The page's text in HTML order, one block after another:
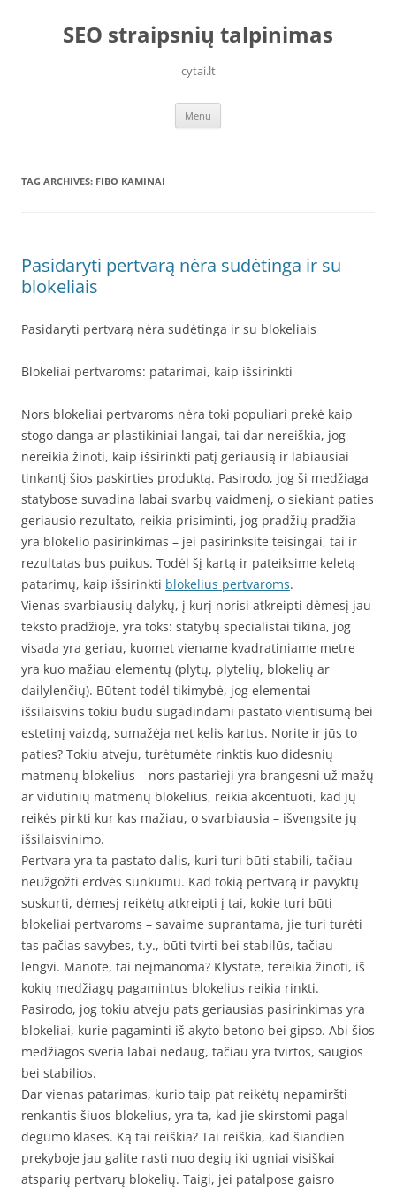
contentSEO straipsnių talpinimas
cytai.lt
Menu
TAG ARCHIVES: FIBO KAMINAI
Pasidaryti pertvarą nėra sudėtinga ir su
blokeliais
Pasidaryti pertvarą nėra sudėtinga ir su blokeliais
Blokeliai pertvaroms: patarimai, kaip išsirinkti
Nors blokeliai pertvaroms nėra toki populiari prekė kaip
stogo danga ar plastikiniai langai, tai dar nereiškia, jog
nereikia žinoti, kaip išsirinkti patį geriausią ir labiausiai
tinkantį šios paskirties produktą. Pasirodo, jog ši medžiaga
statybose suvadina labai svarbų vaidmenį, o siekiant paties
geriausio rezultato, reikia prisiminti, jog pradžių pradžia
yra blokelio pasirinkimas – jei pasirinksite teisingai, tai ir
rezultatas bus puikus. Todėl šį kartą ir pateiksime keletą
patarimų, kaip išsirinkti blokelius pertvaroms.
Vienas svarbiausių dalykų, į kurį norisi atkreipti dėmesį jau
teksto pradžioje, yra toks: statybų specialistai tikina, jog
visada yra geriau, kuomet viename kvadratiniame metre
yra kuo mažiau elementų (plytų, plytelių, blokelių ar
dailylenčių). Būtent todėl tikimybė, jog elementai
išsilaisvins tokiu būdu sugadindami pastato vientisumą bei
estetinį vaizdą, sumažėja net kelis kartus. Norite ir jūs to
paties? Tokiu atveju, turėtumėte rinktis kuo didesnių
matmenų blokelius – nors pastarieji yra brangesni už mažų
ar vidutinių matmenų blokelius, reikia akcentuoti, kad jų
reikės pirkti kur kas mažiau, o svarbiausia – išvengsite jų
išsilaisvinimo.
Pertvara yra ta pastato dalis, kuri turi būti stabili, tačiau
neužgožti erdvės sunkumu. Kad tokią pertvarą ir pavyktų
suskurti, dėmesį reikėtų atkreipti į tai, kokie turi būti
blokeliai pertvaroms – savaime suprantama, jie turi turėti
tas pačias savybes, t.y., būti tvirti bei stabilūs, tačiau
lengvi. Manote, tai neįmanoma? Klystate, tereikia žinoti, iš
kokių medžiagų pagamintus blokelius reikia rinkti.
Pasirodo, jog tokiu atveju pats geriausias pasirinkimas yra
blokeliai, kurie pagaminti iš akyto betono bei gipso. Abi šios
medžiagos sveria labai nedaug, tačiau yra tvirtos, saugios
bei stabilios.
Dar vienas patarimas, kurio taip pat reikėtų nepamiršti
renkantis šiuos blokelius, yra ta, kad jie skirstomi pagal
degumo klases. Ką tai reiškia? Tai reiškia, kad šiandien
prekyboje jau galite rasti nuo degių iki ugniai visiškai
atsparių pertvarų blokelių. Taigi, jei patalpose gaisro